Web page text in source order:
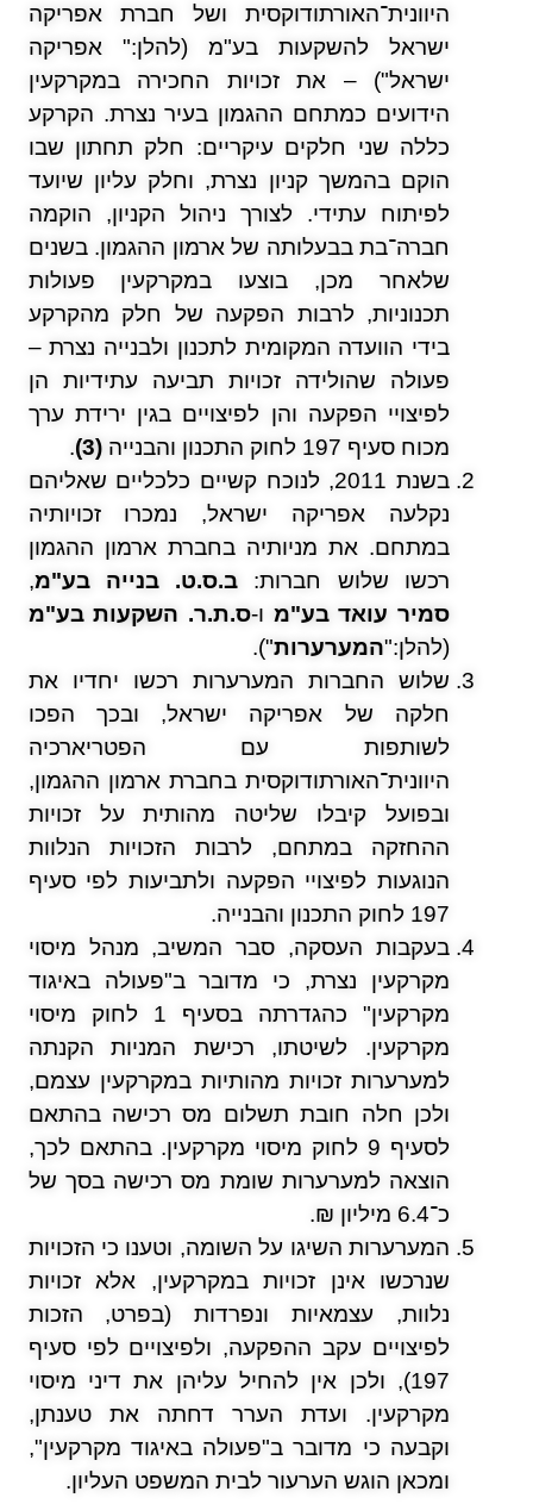
היוונית־האורתודוקסית ושל חברת אפריקה
ישראל להשקעות בע"מ (להלן:" אפריקה
ישראל") – את זכויות החכירה במקרקעין
הידועים כמתחם ההגמון בעיר נצרת. הקרקע
כללה שני חלקים עיקריים: חלק תחתון שבו
הוקם בהמשך קניון נצרת, וחלק עליון שיועד
לפיתוח עתידי. לצורך ניהול הקניון, הוקמה
חברה־בת בבעלותה של ארמון ההגמון. בשנים
שלאחר מכן, בוצעו במקרקעין פעולות
תכנוניות, לרבות הפקעה של חלק מהקרקע
בידי הוועדה המקומית לתכנון ולבנייה נצרת –
פעולה שהולידה זכויות תביעה עתידיות הן
לפיצויי הפקעה והן לפיצויים בגין ירידת ערך
מכוח סעיף 197 לחוק התכנון והבנייה
(3)
.
בשנת 2011, לנוכח קשיים כלכליים שאליהם
נקלעה אפריקה ישראל, נמכרו זכויותיה
במתחם. את מניותיה בחברת ארמון ההגמון
רכשו שלוש חברות: ב.ס.ט. בנייה בע"מ,
סמיר עואד בע"מ ו-ס.ת.ר. השקעות בע"מ
(להלן:"המערערות").
שלוש החברות המערערות רכשו יחדיו את
חלקה של אפריקה ישראל, ובכך הפכו
לשותפות עם הפטריארכיה
היוונית־האורתודוקסית בחברת ארמון ההגמון,
ובפועל קיבלו שליטה מהותית על זכויות
ההחזקה במתחם, לרבות הזכויות הנלוות
הנוגעות לפיצויי הפקעה ולתביעות לפי סעיף
197 לחוק התכנון והבנייה.
בעקבות העסקה, סבר המשיב, מנהל מיסוי
מקרקעין נצרת, כי מדובר ב"פעולה באיגוד
מקרקעין" כהגדרתה בסעיף 1 לחוק מיסוי
מקרקעין. לשיטתו, רכישת המניות הקנתה
למערערות זכויות מהותיות במקרקעין עצמם,
ולכן חלה חובת תשלום מס רכישה בהתאם
לסעיף 9 לחוק מיסוי מקרקעין. בהתאם לכך,
הוצאה למערערות שומת מס רכישה בסך של
כ־6.4 מיליון ₪.
המערערות השיגו על השומה, וטענו כי הזכויות
שנרכשו אינן זכויות במקרקעין, אלא זכויות
נלוות, עצמאיות ונפרדות (בפרט, הזכות
לפיצויים עקב ההפקעה, ולפיצויים לפי סעיף
197), ולכן אין להחיל עליהן את דיני מיסוי
מקרקעין. ועדת הערר דחתה את טענתן,
וקבעה כי מדובר ב"פעולה באיגוד מקרקעין",
ומכאן הוגש הערעור לבית המשפט העליון.